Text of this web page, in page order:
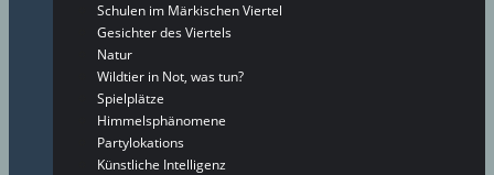
Schulen im Märkischen Viertel
Gesichter des Viertels
Natur
Wildtier in Not, was tun?
Spielplätze
Himmelsphänomene
Partylokations
Künstliche Intelligenz